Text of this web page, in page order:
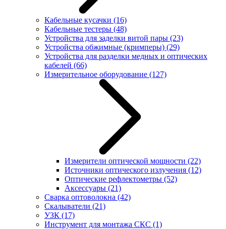
Кабельные кусачки (16)
Кабельные тестеры (48)
Устройства для заделки витой пары (23)
Устройства обжимные (кримперы) (29)
Устройства для разделки медных и оптических
кабелей (66)
Измерительное оборудование (127)
Измерители оптической мощности (22)
Источники оптического излучения (12)
Оптические рефлектометры (52)
Аксессуары (21)
Сварка оптоволокна (42)
Скалыватели (21)
УЗК (17)
Инструмент для монтажа СКС (1)